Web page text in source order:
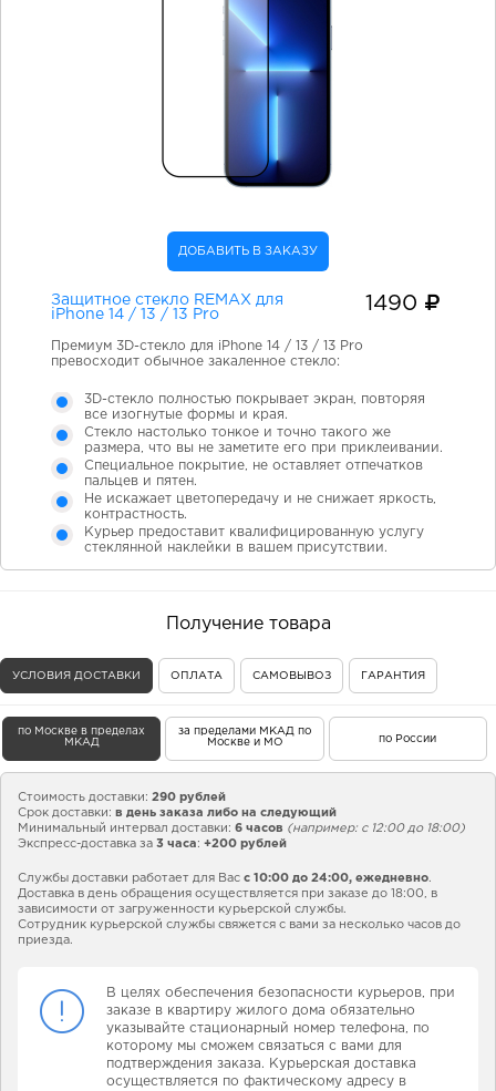
ДОБАВИТЬ В ЗАКАЗУ
Защитное стекло REMAX для
iPhone 14 / 13 / 13 Pro
1490
Премиум 3D-стекло для iPhone 14 / 13 / 13 Pro
превосходит обычное закаленное стекло:
3D-стекло полностью покрывает экран, повторяя
все изогнутые формы и края.
Стекло настолько тонкое и точно такого же
размера, что вы не заметите его при приклеивании.
Специальное покрытие, не оставляет отпечатков
пальцев и пятен.
Не искажает цветопередачу и не снижает яркость,
контрастность.
Курьер предоставит квалифицированную услугу
стеклянной наклейки в вашем присутствии.
Получение товара
УСЛОВИЯ ДОСТАВКИ ОПЛАТА САМОВЫВОЗ ГАРАНТИЯ
по Москве в пределах
МКАД
за пределами МКАД по
Москве и МО
по России
Стоимость доставки: 290 рублей
Срок доставки: в день заказа либо на следующий
Минимальный интервал доставки: 6 часов (например: с 12:00 до 18:00)
Экспресс-доставка за 3 часа : +200 рублей
Службы доставки работает для Вас с 10:00 до 24:00, ежедневно.
Доставка в день обращения осуществляется при заказе до 18:00, в
зависимости от загруженности курьерской службы.
Сотрудник курьерской службы свяжется с вами за несколько часов до
приезда.
В целях обеспечения безопасности курьеров, при
заказе в квартиру жилого дома обязательно
указывайте стационарный номер телефона, по
которому мы сможем связаться с вами для
подтверждения заказа. Курьерская доставка
осуществляется по фактическому адресу в